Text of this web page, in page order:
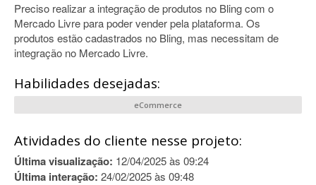
Preciso realizar a integração de produtos no Bling com o
Mercado Livre para poder vender pela plataforma. Os
produtos estão cadastrados no Bling, mas necessitam de
integração no Mercado Livre.
Habilidades desejadas:
eCommerce
Atividades do cliente nesse projeto:
Última visualização: 12/04/2025 às 09:24
Última interação: 24/02/2025 às 09:48